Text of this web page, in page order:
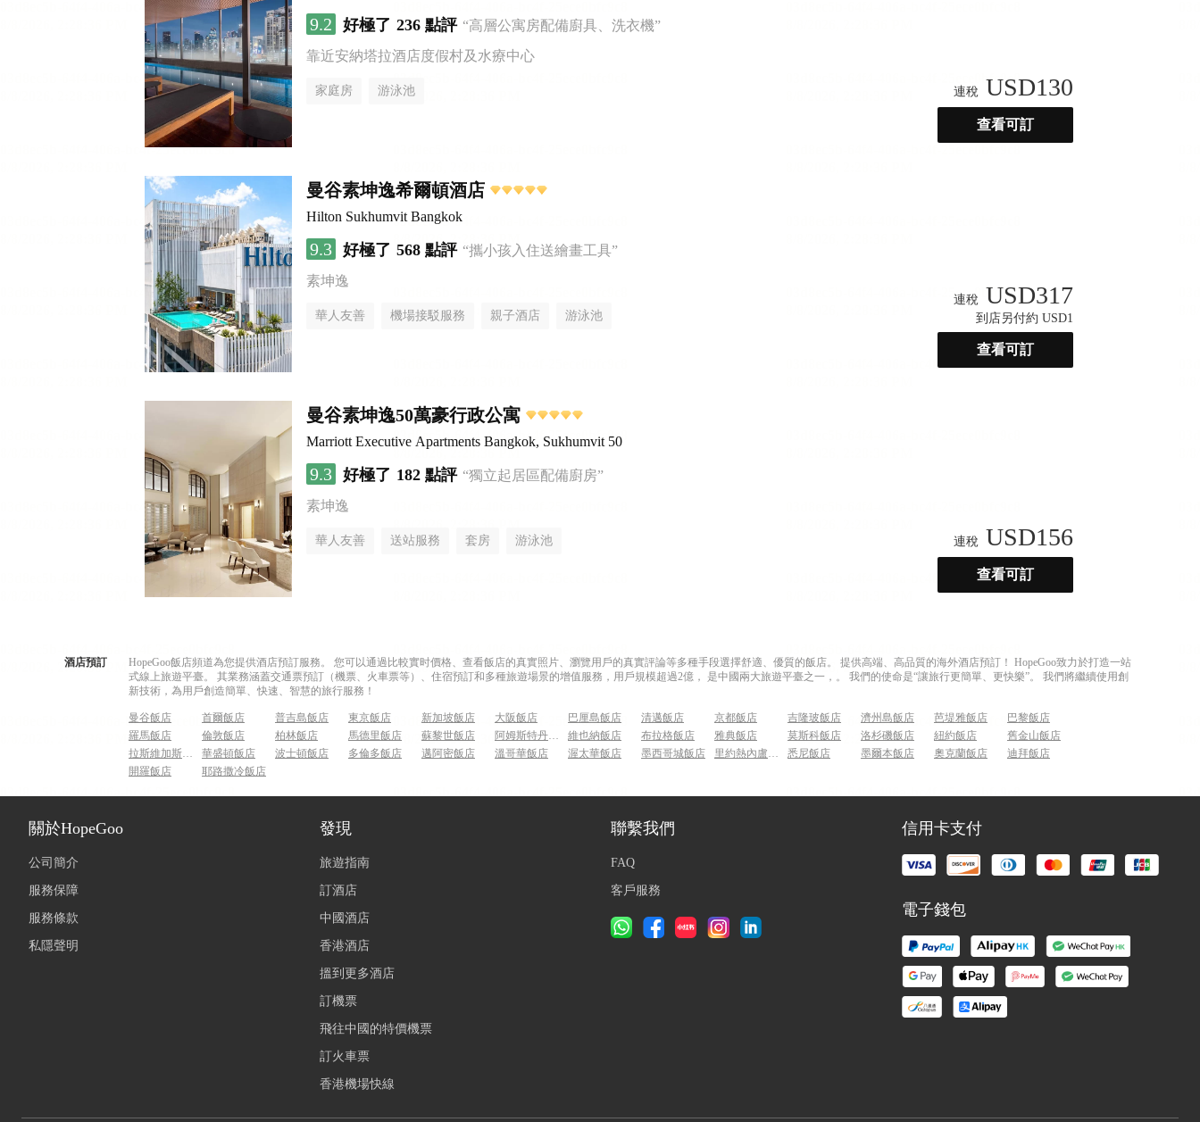
9.2 好極了 236 點評 “高層公寓房配備廚具、洗衣機”
靠近安納塔拉酒店度假村及水療中心
家庭房 游泳池 連稅 USD130
查看可訂
曼谷素坤逸希爾頓酒店
Hilton Sukhumvit Bangkok
9.3 好極了 568 點評 “攜小孩入住送繪畫工具”
素坤逸
華人友善 機場接駁服務 親子酒店 游泳池
連稅 USD317
到店另付約 USD1
查看可訂
曼谷素坤逸50萬豪行政公寓
Marriott Executive Apartments Bangkok, Sukhumvit 50
9.3 好極了 182 點評 “獨立起居區配備廚房”
素坤逸
華人友善 送站服務 套房 游泳池 連稅 USD156
查看可訂
酒店預訂
HopeGoo飯店頻道為您提供酒店預訂服務。 您可以通過比較實时價格、查看飯店的真實照片、瀏覽用戶的真實評論等多種手段選擇舒適、優質的飯店。 提供高端、高品質的海外酒店預訂！ HopeGoo致力於打造一站
式線上旅遊平臺。 其業務涵蓋交通票預訂（機票、火車票等）、住宿預訂和多種旅遊場景的增值服務，用戶規模超過2億， 是中國兩大旅遊平臺之一，。 我們的使命是“讓旅行更簡單、更快樂”。 我們將繼續使用創
新技術，為用戶創造簡單、快速、智慧的旅行服務！
曼谷飯店 首爾飯店 普吉島飯店 東京飯店 新加坡飯店 大阪飯店 巴厘島飯店 清邁飯店 京都飯店 吉隆玻飯店 濟州島飯店 芭堤雅飯店
巴黎飯店
羅馬飯店
倫敦飯店 柏林飯店 馬德里飯店 蘇黎世飯店 阿姆斯特丹飯店 維也納飯店 布拉格飯店 雅典飯店 莫斯科飯店 洛杉磯飯店 紐約飯店
舊金山飯店
拉斯維加斯飯店
華盛頓飯店 波士頓飯店 多倫多飯店 邁阿密飯店 溫哥華飯店 渥太華飯店 墨西哥城飯店 里約熱內盧飯店 悉尼飯店 墨爾本飯店 奧克蘭飯店
迪拜飯店
開羅飯店
耶路撒冷飯店
關於HopeGoo
公司簡介
服務保障
服務條款
私隱聲明
發現
旅遊指南
訂酒店
中國酒店
香港酒店
搵到更多酒店
訂機票
飛往中國的特價機票
訂火車票
香港機場快線
聯繫我們
FAQ
客戶服務
信用卡支付
電子錢包